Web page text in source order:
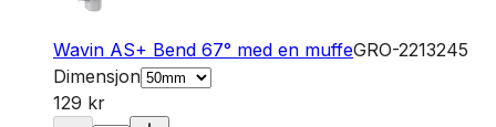
Wavin AS+ Bend 67° med en muffeGRO-2213245
Dimensjon
129 kr